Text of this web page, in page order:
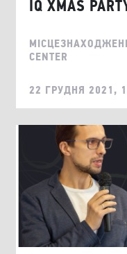
IQ XMAS
CENTER
22 ГРУДНЯ 2021,